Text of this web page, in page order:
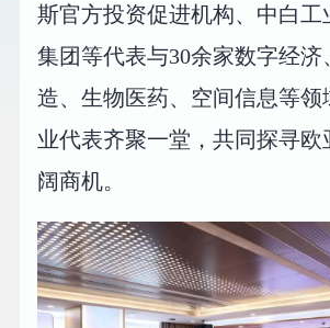
斯官方投资促进机构、中白工
集团等代表与30余家数字经济
造、生物医药、空间信息等领
业代表齐聚一堂，共同探寻欧
阔商机。